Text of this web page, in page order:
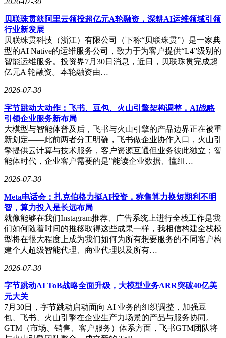
贝联珠贯获阿里云领投超亿元A轮融资，深耕AI运维领域引领
行业新发展
贝联珠贯科技（浙江）有限公司（下称“贝联珠贯”）是一家典
型的AI Native的运维服务公司，致力于为客户提供“L4”级别的
智能运维服务。投资界7月30日消息，近日，贝联珠贯完成超
亿元A 轮融资。本轮融资由…
2026-07-30
字节跳动大动作：飞书、豆包、火山引擎架构调整，AI战略
引领企业服务新布局
大模型与智能体普及后，飞书与火山引擎的产品边界正在被重
新划定——此前两者分工明确，飞书做企业协作入口，火山引
擎提供云计算与技术服务，客户资源互通但业务彼此独立；智
能体时代，企业客户需要的是"能读企业数据、懂组…
2026-07-30
Meta电话会：扎克伯格力挺AI投资，称售算力换短期利不明
智，算力投入是长远布局
就像能够在我们Instagram推荐、广告系统上进行全栈工作是我
们如何随着时间的推移取得这些成果一样，我相信构建全栈模
型将在很大程度上成为我们如何为所有想要服务的不同客户构
建个人超级智能代理、商业代理以及所有…
2026-07-30
字节跳动AI ToB战略全面升级，大模型业务ARR突破40亿美
元大关
7月30日，字节跳动启动面向 AI 业务的组织调整，加强豆
包、飞书、火山引擎在企业生产力场景的产品与服务协同。
GTM（市场、销售、客户服务）体系方面，飞书GTM团队将